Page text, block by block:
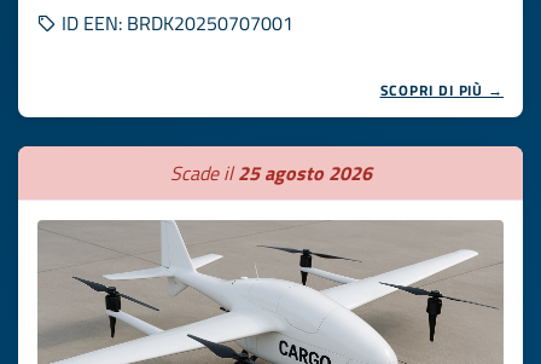
ID EEN: BRDK20250707001
SCOPRI DI PIÙ →
Scade il25 agosto 2026